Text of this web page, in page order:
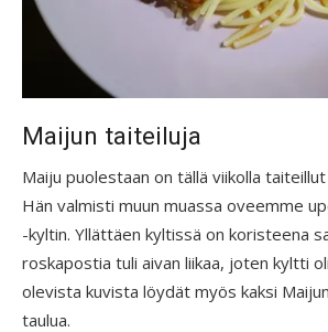
Maijun taiteiluja
Maiju puolestaan on tällä viikolla taiteillut
Hän valmisti muun muassa oveemme
-kyltin. Yllättäen kyltissä on koristeena
roskapostia tuli aivan liikaa, joten kyltti
olevista kuvista löydät myös kaksi
taulua.